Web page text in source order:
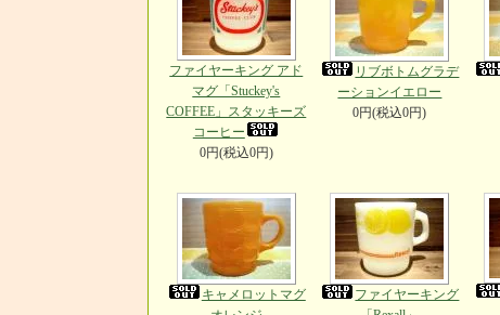
ファイヤーキング アド
マグ「Stuckey's
COFFEE」スタッキーズ
コーヒー
0円(税込0円)
リブボトムグラデ
ーションイエロー
0円(税込0円)
キャメロットマグ
ファイヤーキング